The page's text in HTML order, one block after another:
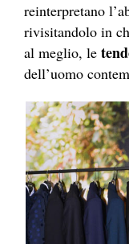
reinterpretano
rivisitandolo in
al meglio, le
dell’uomo